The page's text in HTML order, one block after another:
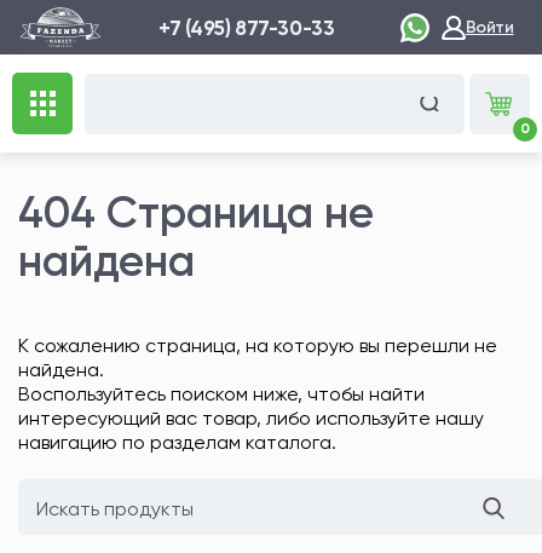
+7 (495) 877-30-33 Войти
0
404 Страница не
найдена
К сожалению страница, на которую вы перешли не
найдена.
Воспользуйтесь поиском ниже, чтобы найти
интересующий вас товар, либо используйте нашу
навигацию по разделам каталога.